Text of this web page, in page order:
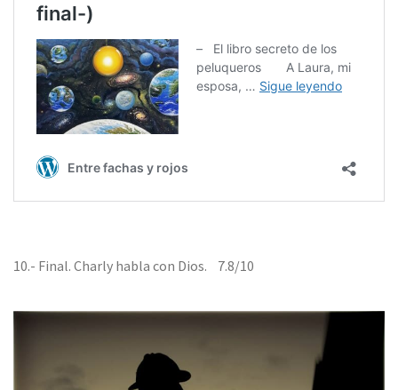
10.- Final. Charly habla con Dios. 7.8/10